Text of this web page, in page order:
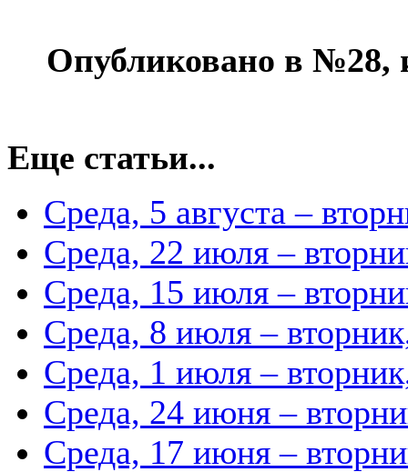
Опубликовано в №28,
Еще статьи...
Среда, 5 августа –
Среда, 22 июля –
Среда, 15 июля –
Среда, 8 июля –
Среда, 1 июля –
Среда, 24 июня –
Среда, 17 июня –